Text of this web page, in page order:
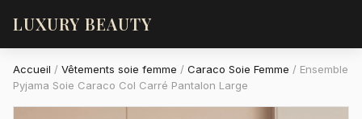
LUXURY BEAUTY
Accueil / Vêtements soie femme / Caraco Soie Femme / Ensemble
Pyjama Soie Caraco Col Carré Pantalon Large